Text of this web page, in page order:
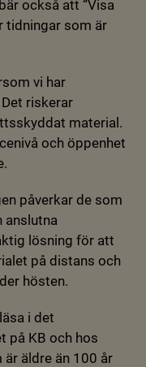
också att “Visa
tidningar som är
vi har
riskerar
material.
och öppenhet
påverkar de som
anslutna
lösning för att
på distans och
hösten.
i det
på KB och hos
äldre än 100 år